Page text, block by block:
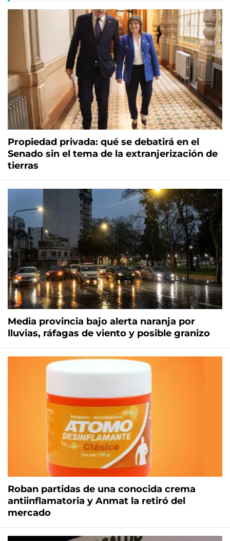
Propiedad privada: qué se debatirá en el
Senado sin el tema de la extranjerización de
tierras
Media provincia bajo alerta naranja por
lluvias, ráfagas de viento y posible granizo
Roban partidas de una conocida crema
antiinflamatoria y Anmat la retiró del
mercado